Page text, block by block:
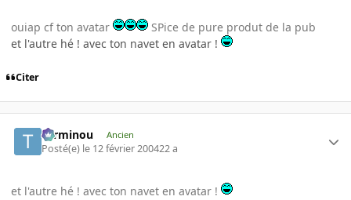
ouiap cf ton avatar
SPice de pure produt de la pub
et l'autre hé ! avec ton navet en avatar !
Citer
Terminou Ancien
Posté(e) le 12 février 200422 a
et l'autre hé ! avec ton navet en avatar !